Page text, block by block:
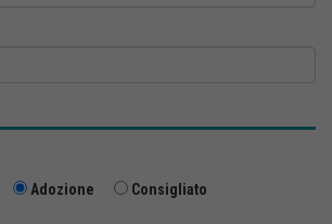
Adozione Consigliato